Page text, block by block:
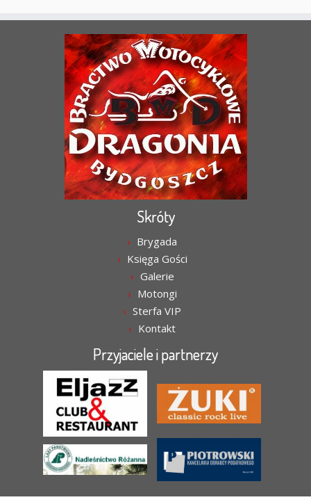
Skróty
Brygada
Księga Gości
Galerie
Motongi
Sterfa VIP
Kontakt
Przyjaciele i partnerzy